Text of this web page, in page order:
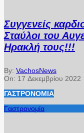
Συγγενείς
Σταύλοι του
Ηρακλή τους!!!
By: VachosNews
On: 17 Δεκεμβρίου 2022
ΓΑΣΤΡΟΝΟΜΊΑ
Γαστρονομία